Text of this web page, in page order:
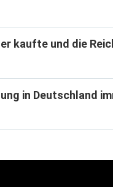
kaufte und die
in Deutschland